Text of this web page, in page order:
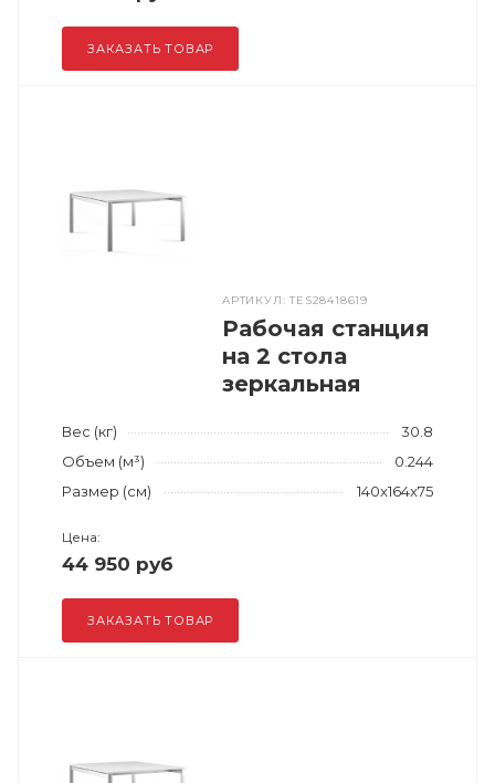
ЗАКАЗАТЬ ТОВАР
АРТИКУЛ: TES28418619
Рабочая станция
на 2 стола
зеркальная
Вес (кг)
30.8
Объем (м³)
0.244
Размер (см)
140x164x75
Цена:
44 950 руб
ЗАКАЗАТЬ ТОВАР